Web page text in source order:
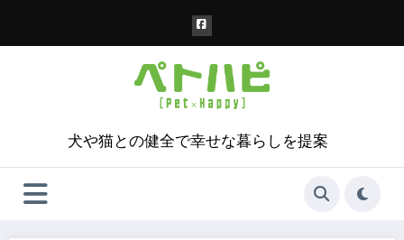
犬や猫との健全で幸せな暮らしを提案